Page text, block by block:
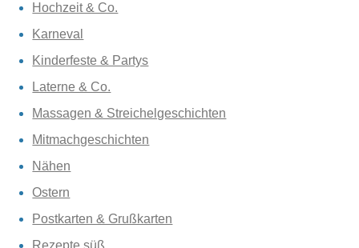
Hochzeit & Co.
Karneval
Kinderfeste & Partys
Laterne & Co.
Massagen & Streichelgeschichten
Mitmachgeschichten
Nähen
Ostern
Postkarten & Grußkarten
Rezepte süß